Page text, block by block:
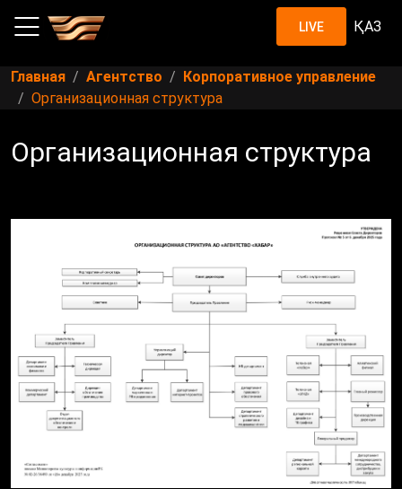
LIVE ҚАЗ
Главная Агентство
Корпоративное управление
Организационная структура
Организационная структура